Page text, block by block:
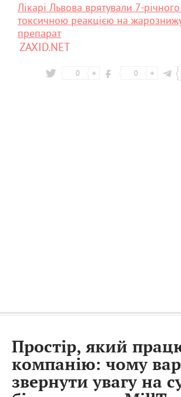
Лікарі Львова врятували 7-
токсичною реакцією на
препарат
ZAXID.NET
0 0
Простір, який
компанію: чому
звернути увагу на